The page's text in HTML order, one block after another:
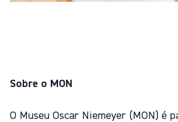
Sobre o MON
O Museu Oscar Niemeyer (MON) é